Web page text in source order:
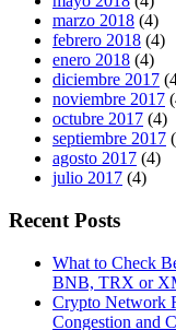
marzo 2018 (4)
febrero 2018 (4)
enero 2018 (4)
diciembre 2017
noviembre 2017
octubre 2017 (4)
septiembre 2017
agosto 2017 (4)
julio 2017 (4)
Recent Posts
What to Check
BNB, TRX or
Crypto Network
Congestion and